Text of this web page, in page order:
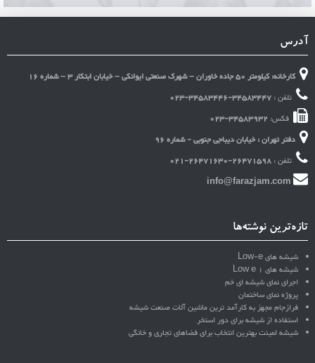
آدرس
کارخانه: کیلومتر 50 جاده خاوران – شهرک صنعتی ایوانکی – خیابان ابتکار 3 – شماره 16
تلفن :023-34583446-34583447
فکس: 023-34583932
دفتر تهران : خیابان دیباجی جنوبی - شماره 96
تلفن :021-26471630-26471598
info@farazjam.com
تازه‌ترین نوشته‌ها
شیشه های Low-e
شیشه های Low e 1
اجرای نمای شیشه ای خم
پروژه نمای ساختمان
فرازجام مجهز به کارآمد ترین ماشین آلات صنعت شیشه
استفاده از شیشه برای دور استخر
شیشه لمینت بهترین انتخاب برای فضاهای تجاری و خانگی